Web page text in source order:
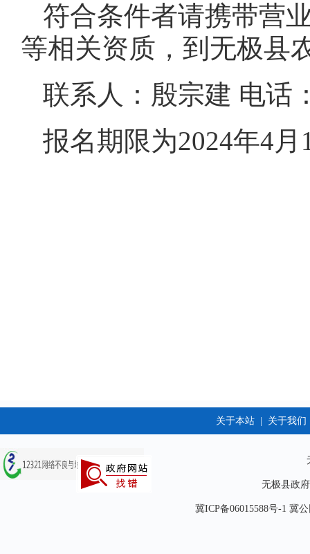
符合条件者请携带营
等相关资质，到无极县
联系人：殷宗建 电话
报名期限为